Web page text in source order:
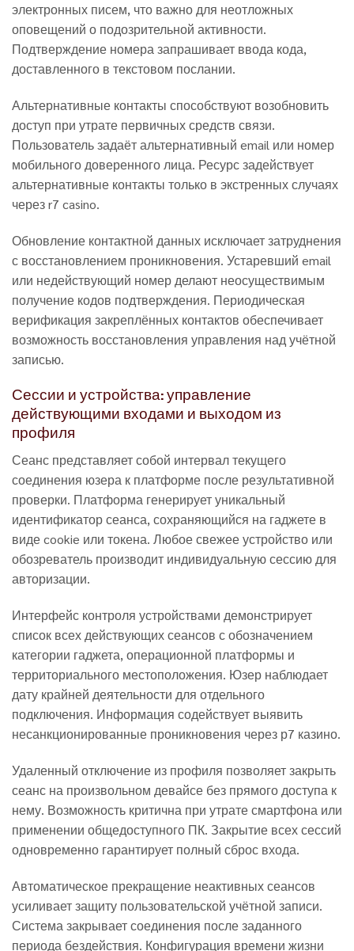
электронных писем, что важно для неотложных
оповещений о подозрительной активности.
Подтверждение номера запрашивает ввода кода,
доставленного в текстовом послании.
Альтернативные контакты способствуют возобновить
доступ при утрате первичных средств связи.
Пользователь задаёт альтернативный email или номер
мобильного доверенного лица. Ресурс задействует
альтернативные контакты только в экстренных случаях
через r7 casino.
Обновление контактной данных исключает затруднения
с восстановлением проникновения. Устаревший email
или недействующий номер делают неосуществимым
получение кодов подтверждения. Периодическая
верификация закреплённых контактов обеспечивает
возможность восстановления управления над учётной
записью.
Сессии и устройства: управление
действующими входами и выходом из
профиля
Сеанс представляет собой интервал текущего
соединения юзера к платформе после результативной
проверки. Платформа генерирует уникальный
идентификатор сеанса, сохраняющийся на гаджете в
виде cookie или токена. Любое свежее устройство или
обозреватель производит индивидуальную сессию для
авторизации.
Интерфейс контроля устройствами демонстрирует
список всех действующих сеансов с обозначением
категории гаджета, операционной платформы и
территориального местоположения. Юзер наблюдает
дату крайней деятельности для отдельного
подключения. Информация содействует выявить
несанкционированные проникновения через р7 казино.
Удаленный отключение из профиля позволяет закрыть
сеанс на произвольном девайсе без прямого доступа к
нему. Возможность критична при утрате смартфона или
применении общедоступного ПК. Закрытие всех сессий
одновременно гарантирует полный сброс входа.
Автоматическое прекращение неактивных сеансов
усиливает защиту пользовательской учётной записи.
Система закрывает соединения после заданного
периода бездействия. Конфигурация времени жизни